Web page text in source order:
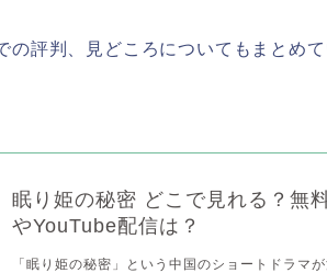
の評判、見どころについてもまとめ
眠り姫の秘密 どこで見れる？無
やYouTube配信は？
「眠り姫の秘密」という中国のショートドラマ